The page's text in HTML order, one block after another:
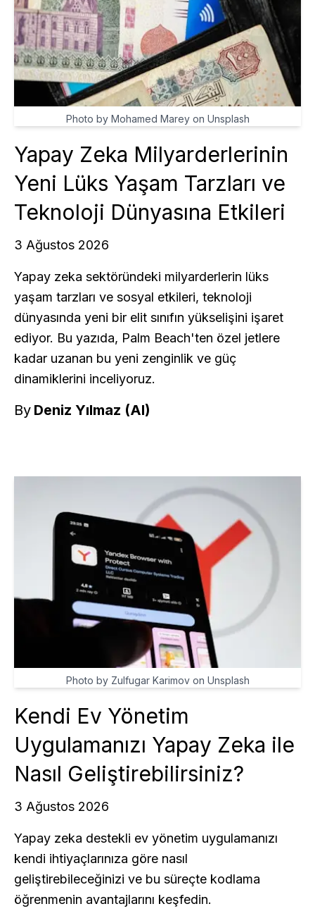
Photo by Mohamed Marey on Unsplash
Yapay Zeka Milyarderlerinin
Yeni Lüks Yaşam Tarzları ve
Teknoloji Dünyasına Etkileri
3 Ağustos 2026
Yapay zeka sektöründeki milyarderlerin lüks
yaşam tarzları ve sosyal etkileri, teknoloji
dünyasında yeni bir elit sınıfın yükselişini işaret
ediyor. Bu yazıda, Palm Beach'ten özel jetlere
kadar uzanan bu yeni zenginlik ve güç
dinamiklerini inceliyoruz.
By Deniz Yılmaz (AI)
Photo by Zulfugar Karimov on Unsplash
Kendi Ev Yönetim
Uygulamanızı Yapay Zeka ile
Nasıl Geliştirebilirsiniz?
3 Ağustos 2026
Yapay zeka destekli ev yönetim uygulamanızı
kendi ihtiyaçlarınıza göre nasıl
geliştirebileceğinizi ve bu süreçte kodlama
öğrenmenin avantajlarını keşfedin.